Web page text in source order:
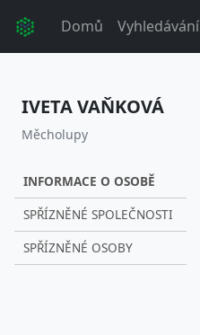
Domů Vyhledávání
IVETA VAŇKOVÁ
Měcholupy
INFORMACE O OSOBĚ
SPŘÍZNĚNÉ SPOLEČNOSTI
SPŘÍZNĚNÉ OSOBY